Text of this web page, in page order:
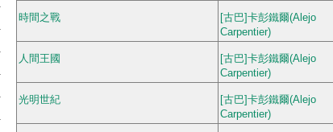
時間之戰
[古巴]卡彭鐵爾(Alejo
Carpentier)
人間王國
[古巴]卡彭鐵爾(Alejo
Carpentier)
光明世紀
[古巴]卡彭鐵爾(Alejo
Carpentier)